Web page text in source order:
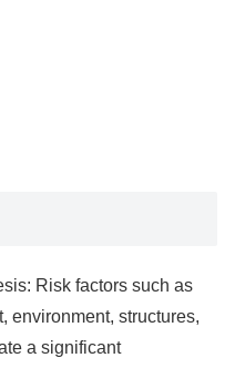
Risk factors such as
environment, structures,
a significant